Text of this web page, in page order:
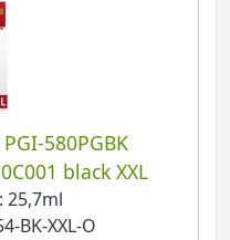
580PGBK
black XXL
25,7ml
BK-XXL-O